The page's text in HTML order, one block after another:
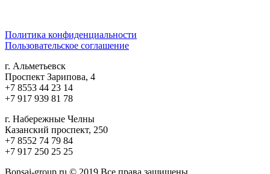
Политика конфиденциальности
Пользовательское соглашение
г. Альметьевск
Проспект Зарипова, 4
+7 8553 44 23 14
+7 917 939 81 78
г. Набережные Челны
Казанский проспект, 250
+7 8552 74 79 84
+7 917 250 25 25